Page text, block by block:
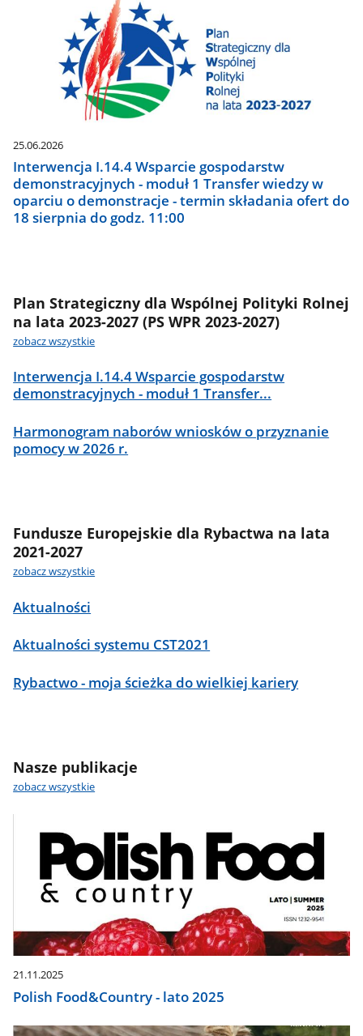
25.06.2026
Interwencja I.14.4 Wsparcie gospodarstw
demonstracyjnych - moduł 1 Transfer wiedzy w
oparciu o demonstracje - termin składania ofert do
18 sierpnia do godz. 11:00
Plan Strategiczny dla Wspólnej Polityki Rolnej
na lata 2023-2027 (PS WPR 2023-2027)
zobacz wszystkie
Interwencja I.14.4 Wsparcie gospodarstw
demonstracyjnych - moduł 1 Transfer...
Harmonogram naborów wniosków o przyznanie
pomocy w 2026 r.
Fundusze Europejskie dla Rybactwa na lata
2021-2027
zobacz wszystkie
Aktualności
Aktualności systemu CST2021
Rybactwo - moja ścieżka do wielkiej kariery
Nasze publikacje
zobacz wszystkie
21.11.2025
Polish Food&Country - lato 2025